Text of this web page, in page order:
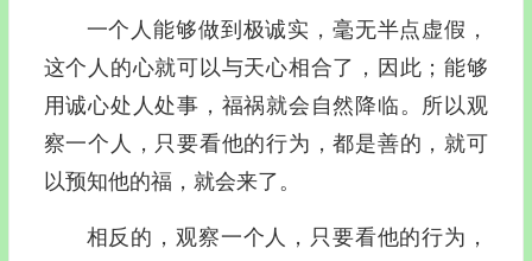
一个人能够做到极诚实，毫无半点虚假，
这个人的心就可以与天心相合了，因此；能够
用诚心处人处事，福祸就会自然降临。所以观
察一个人，只要看他的行为，都是善的，就可
以预知他的福，就会来了。
相反的，观察一个人，只要看他的行为，